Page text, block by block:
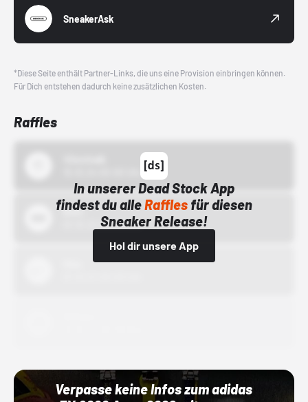
SneakerAsk
*Diese Seite enthält Partner-Links, die uns eine Provision einbringen können.
Für Dich entstehen dadurch keine zusätzlichen Kosten.
Raffles
In unserer Dead Stock App
findest du alleRafflesfür diesen
Sneaker Release!
Hol dir unsere App
Bstn
01.10.22 00:00 Uhr
Verpasse keine Infos zum adidas